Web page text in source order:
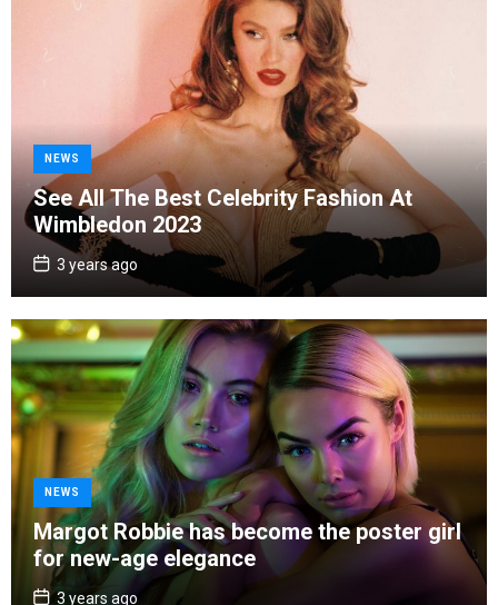
a
t
e
g
o
r
i
s
NEWS
See All The Best Celebrity Fashion At
Wimbledon 2023
P
o
D
a
t
e
3 years ago
a
t
e
g
NEWS
Margot Robbie has become the poster girl
for new-age elegance
P
3 years ago